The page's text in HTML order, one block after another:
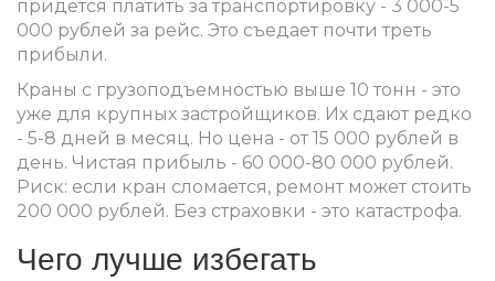
придется платить за транспортировку - 3 000-5
000 рублей за рейс. Это съедает почти треть
прибыли.
Краны с грузоподъемностью выше 10 тонн - это
уже для крупных застройщиков. Их сдают редко
- 5-8 дней в месяц. Но цена - от 15 000 рублей в
день. Чистая прибыль - 60 000-80 000 рублей.
Риск: если кран сломается, ремонт может стоить
200 000 рублей. Без страховки - это катастрофа.
Чего лучше избегать